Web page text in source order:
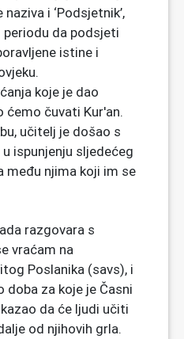
i ‘Podsjetnik’,
da podsjeti
istine i
koje je dao
ćemo čuvati Kur'an.
učitelj je došao s
ispunjenju sljedećeg
među njima koji im se
razgovara s
vraćam na
Poslanika (savs), i
doba za koje je Časni
da će ljudi učiti
od njihovih grla.